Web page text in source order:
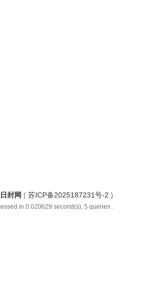
封网 ( 苏ICP备2025187231号-2 )
in 0.020629 second(s), 5 queries .